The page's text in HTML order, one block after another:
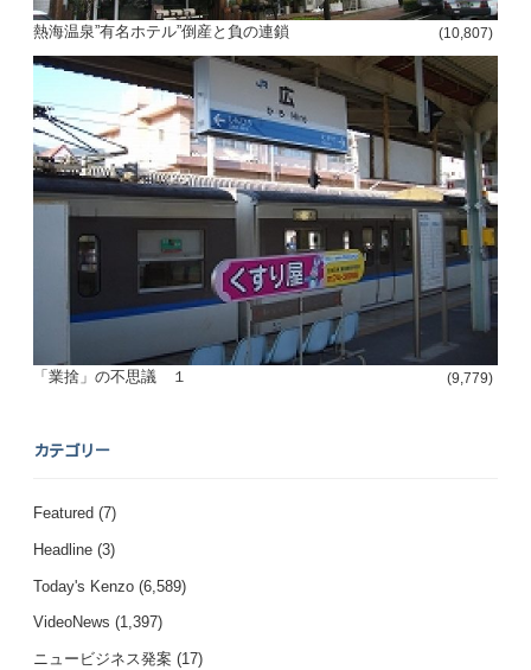
熱海温泉”有名ホテル”倒産と負の連鎖 (10,807)
「業捨」の不思議 １ (9,779)
カテゴリー
Featured (7)
Headline (3)
Today's Kenzo (6,589)
VideoNews (1,397)
ニュービジネス発案 (17)